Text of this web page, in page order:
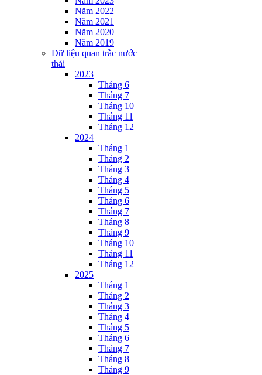
Năm 2022
Năm 2021
Năm 2020
Năm 2019
Dữ liệu quan trắc nước
thải
2023
Tháng 6
Tháng 7
Tháng 10
Tháng 11
Tháng 12
2024
Tháng 1
Tháng 2
Tháng 3
Tháng 4
Tháng 5
Tháng 6
Tháng 7
Tháng 8
Tháng 9
Tháng 10
Tháng 11
Tháng 12
2025
Tháng 1
Tháng 2
Tháng 3
Tháng 4
Tháng 5
Tháng 6
Tháng 7
Tháng 8
Tháng 9